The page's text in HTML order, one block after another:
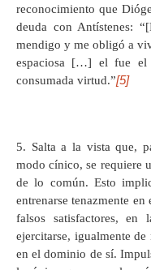
reconocimiento que
deuda con Antístenes:
mendigo y me obligó a
espaciosa […] el fue el
consumada virtud.”[5]
5. Salta a la vista que,
modo cínico, se requiere
de lo común. Esto
entrenarse tenazmente
falsos satisfactores,
ejercitarse, igualmente
en el dominio de sí.